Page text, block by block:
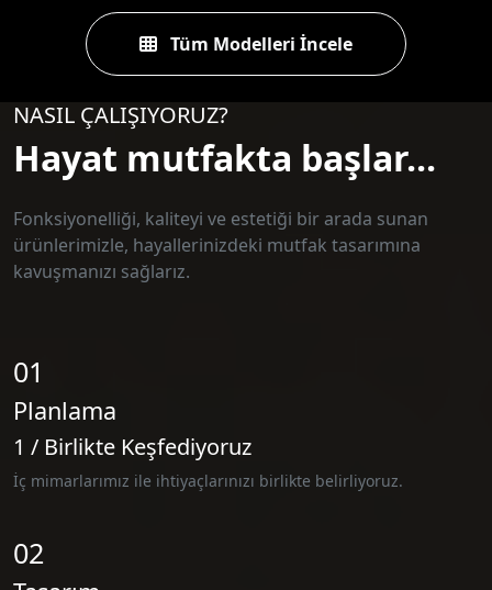
Tüm Modelleri İncele
NASIL ÇALIŞIYORUZ?
Hayat mutfakta başlar...
Fonksiyonelliği, kaliteyi ve estetiği bir arada sunan
ürünlerimizle, hayallerinizdeki mutfak tasarımına
kavuşmanızı sağlarız.
01
Planlama
1 / Birlikte Keşfediyoruz
İç mimarlarımız ile ihtiyaçlarınızı birlikte belirliyoruz.
02